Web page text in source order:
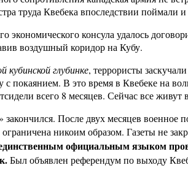
труда Квебека впоследствии поймали
экономического консула удалось
воздушный коридор на Кубу.
кубинской глубинке, террористы
покаянием. В это время в Квебеке на
всего 8 месяцев. Сейчас все живут
После двух месяцев
никоим образом. Газеты не
официальным языком
Был объявлен референдум по выходу